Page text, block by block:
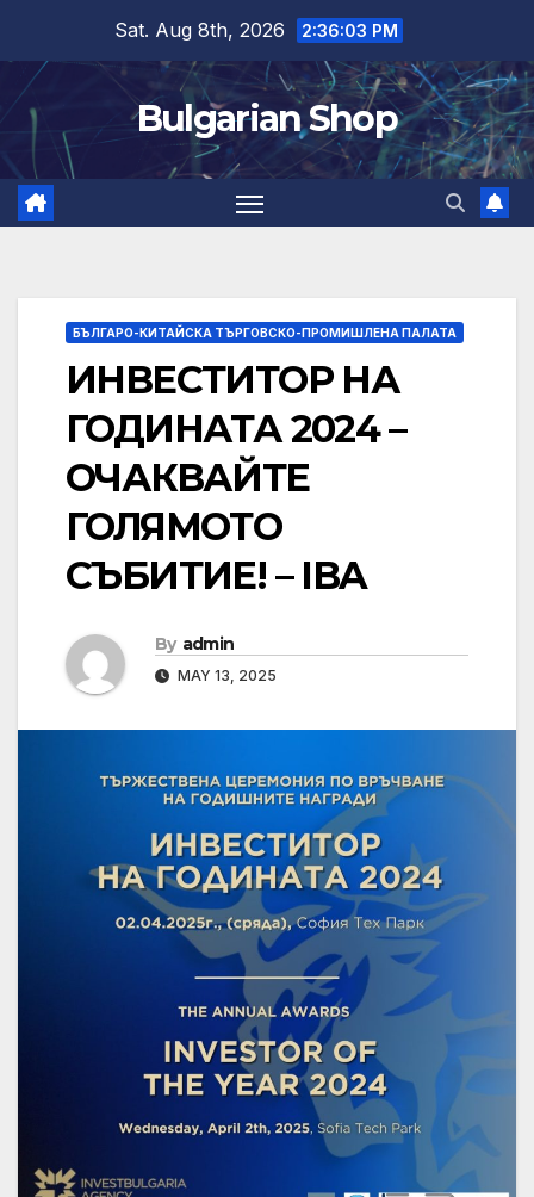
content
Sat. Aug 8th, 2026 2:36:03 PM
Bulgarian Shop
БЪЛГАРО-КИТАЙСКА ТЪРГОВСКО-ПРОМИШЛЕНА ПАЛАТА
ИНВЕСТИТОР НА
ГОДИНАТА 2024 –
ОЧАКВАЙТЕ
ГОЛЯМОТО
СЪБИТИЕ! – IBA
By admin
MAY 13, 2025